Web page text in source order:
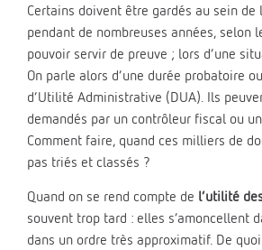
Certains doivent être gardés au sein de
pendant de nombreuses années, selon
pouvoir servir de preuve ; lors d’une
On parle alors d’une durée probatoire
d’Utilité Administrative (DUA). Ils
demandés par un contrôleur fiscal ou
Comment faire, quand ces milliers de
pas triés et classés ?
Quand on se rend compte de l’utilité
souvent trop tard : elles s’amoncellent
dans un ordre très approximatif. De